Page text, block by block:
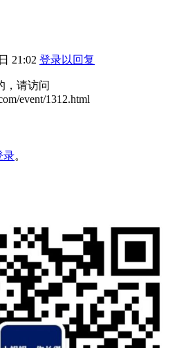
21:02 登录以回复
，请访问
event/1312.html
录。